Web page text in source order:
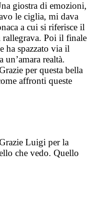
giostra di emozioni,
le ciglia, mi dava
a cui si riferisce il
Poi il finale
ha spazzato via il
un’amara realtà.
per questa bella
affronti queste
Luigi per la
che vedo. Quello